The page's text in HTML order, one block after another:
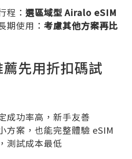
程： 選區域型 Airalo eSIM
期使用： 考慮其他方案再比
薦先用折扣碼試
成功率高，新手友善
方案，也能完整體驗 eSIM
測試成本最低